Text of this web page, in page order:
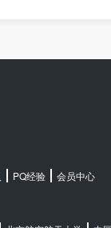
PQ经验 会员中心